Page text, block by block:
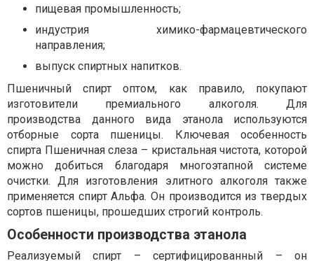
пищевая промышленность;
индустрия химико-фармацевтического
направления;
выпуск спиртных напитков.
Пшеничный спирт оптом, как правило, покупают
изготовители премиального алкоголя. Для
производства данного вида этанола используются
отборные сорта пшеницы. Ключевая особенность
спирта Пшеничная слеза – кристальная чистота, которой
можно добиться благодаря многоэтапной системе
очистки. Для изготовления элитного алкоголя также
применяется спирт Альфа. Он производится из твердых
сортов пшеницы, прошедших строгий контроль.
Особенности производства этанола
Реализуемый спирт – сертифицированный – он